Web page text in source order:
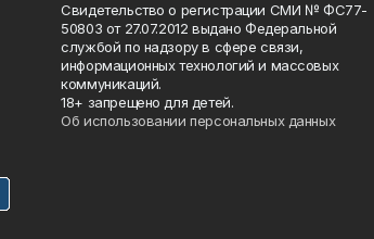
Свидетельство о регистрации СМИ № ФС77-
50803 от 27.07.2012 выдано Федеральной
службой по надзору в сфере связи,
информационных технологий и массовых
коммуникаций.
18+ запрещено для детей.
Об использовании персональных данных